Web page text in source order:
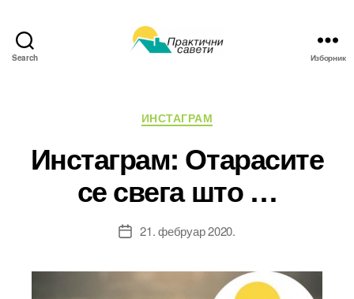
Search Изборник
Категорије
ИНСТАГРАМ
Инстаграм: Отарасите
се свега што …
Датум21. фебруар 2020.